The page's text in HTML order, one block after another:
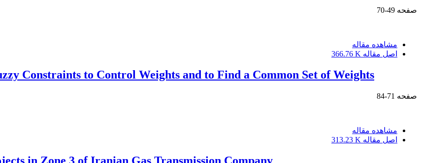
صفحه 49-70
مشاهده مقاله
اصل مقاله 366.76 K
Constraints to Control Weights and to Find a Common Set of Weights
صفحه 71-84
مشاهده مقاله
اصل مقاله 313.23 K